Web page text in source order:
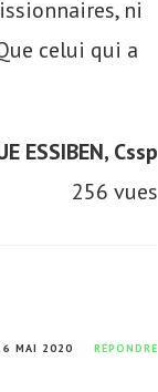
ni
celui qui a
ESSIBEN, Cssp
256 vues
6 MAI 2020 RÉPONDRE